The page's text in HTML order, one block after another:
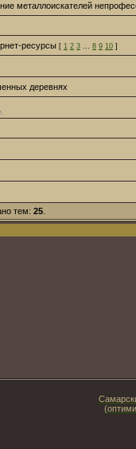
металлоискателей
ресурсы [ 1 2 3 … 8 9 10 ]
деревнях
тем: 25